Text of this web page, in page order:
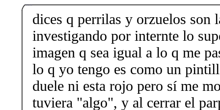
dices q perrilas y orzuelos son
investigando por internte lo
imagen q sea igual a lo q me
lo q yo tengo es como un
duele ni esta rojo pero sí me
tuviera "algo", y al cerrar el